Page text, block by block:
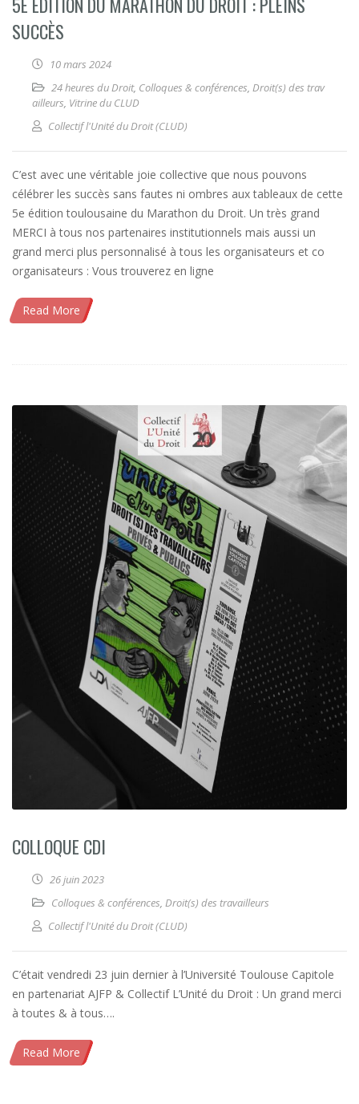
5E ÉDITION DU MARATHON DU DROIT : PLEINS
SUCCÈS
10 mars 2024
24 heures du Droit, Colloques & conférences, Droit(s) des trav
ailleurs, Vitrine du CLUD
Collectif l'Unité du Droit (CLUD)
C’est avec une véritable joie collective que nous pouvons
célébrer les succès sans fautes ni ombres aux tableaux de cette
5e édition toulousaine du Marathon du Droit. Un très grand
MERCI à tous nos partenaires institutionnels mais aussi un
grand merci plus personnalisé à tous les organisateurs et co
organisateurs : Vous trouverez en ligne
Read More
COLLOQUE CDI
26 juin 2023
Colloques & conférences, Droit(s) des travailleurs
Collectif l'Unité du Droit (CLUD)
C’était vendredi 23 juin dernier à l’Université Toulouse Capitole
en partenariat AJFP & Collectif L’Unité du Droit : Un grand merci
à toutes & à tous….
Read More